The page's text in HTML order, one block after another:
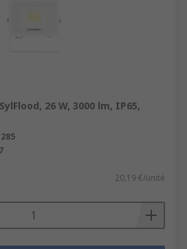
26 W, 3000 lm, IP65,
20,19 €/unité